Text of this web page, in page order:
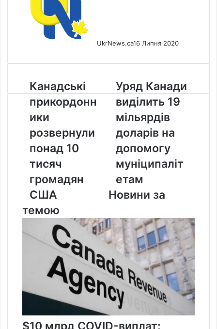
UkrNews.ca16 Липня 2020
Канадські
прикордонники
розвернули
понад
10
тисяч
США
Канадські
прикордонн
ики
розвернули
понад 10
тисяч
громадян
США
Уряд
Канади
виділить
19
мільярдів
доларів
допомогу
муніципалітетам
Уряд Канади
виділить 19
мільярдів
доларів на
допомогу
муніципаліт
етам
Новини за
темою
$10 млрд COVID-виплат: